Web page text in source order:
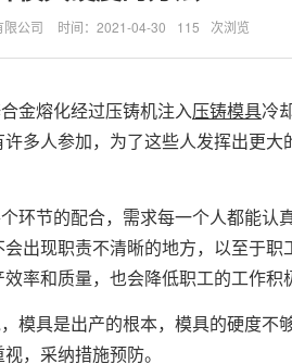
公司 时间：2021-04-30 115 次浏览
金熔化经过压铸机注入压铸模具冷
多人参加，为了这些人发挥出更
环节的配合，需求每一个人都能
出现职责不清晰的地方，以至于
率和质量，也会降低职工的工作积
模具是出产的根本，模具的硬度
，采纳措施预防。